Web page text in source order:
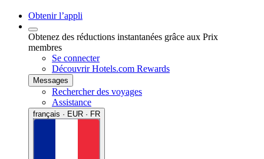
Obtenir l’appli
Obtenez des réductions instantanées grâce aux Prix
membres
Se connecter
Découvrir Hotels.com Rewards
Messages
Rechercher des voyages
Assistance
français · EUR · FR